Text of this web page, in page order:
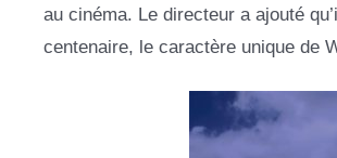
au cinéma. Le directeur a ajouté
centenaire, le caractère unique de